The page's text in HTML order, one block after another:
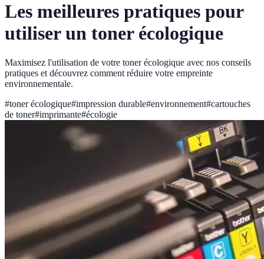
Les meilleures pratiques pour
utiliser un toner écologique
Maximisez l'utilisation de votre toner écologique avec nos conseils
pratiques et découvrez comment réduire votre empreinte
environnementale.
#toner écologique#impression durable#environnement#cartouches
de toner#imprimante#écologie